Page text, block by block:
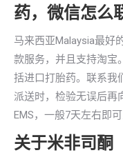
药，微信怎么
马来西亚Malaysia最好
款服务，并且支持淘宝
括进口打胎药。联系我
派送时，检验无误后再
EMS，一般7天左右即
关于米非司酮